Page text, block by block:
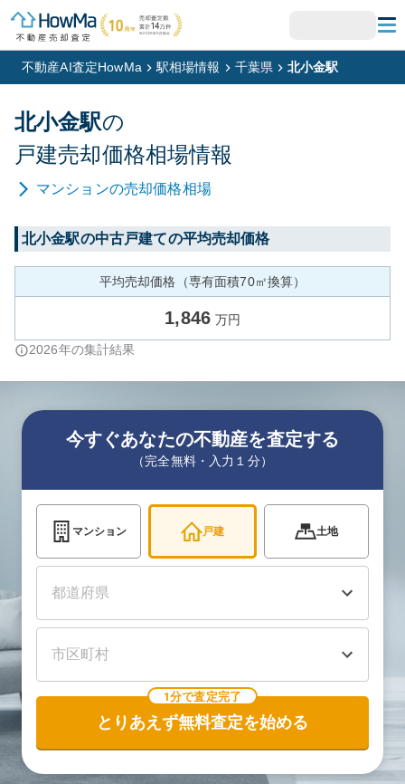
不動産AI査定HowMa 駅相場情報 千葉県 北小金駅
北小金駅の
戸建売却価格相場情報
マンションの売却価格相場
北小金駅の中古戸建ての平均売却価格
平均売却価格（専有面積70㎡換算）
1,846 万円
2026年の集計結果
今すぐあなたの不動産を査定する
（完全無料・入力１分）
マンション 戸建 土地
1分で査定完了
とりあえず無料査定を始める